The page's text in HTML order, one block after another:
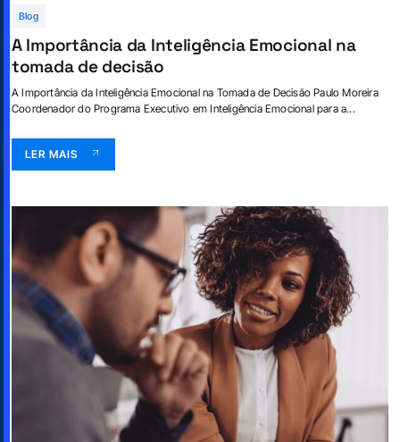
Blog
A Importância da Inteligência Emocional na
tomada de decisão
A Importância da Inteligência Emocional na Tomada de Decisão Paulo Moreira
Coordenador do Programa Executivo em Inteligência Emocional para a...
LER MAIS